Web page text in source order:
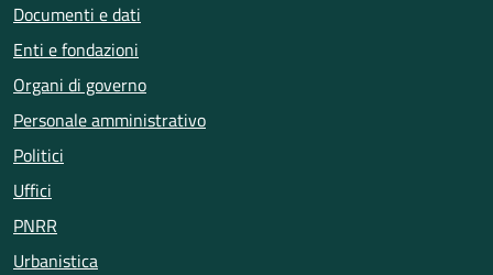
Documenti e dati
Enti e fondazioni
Organi di governo
Personale amministrativo
Politici
Uffici
PNRR
Urbanistica